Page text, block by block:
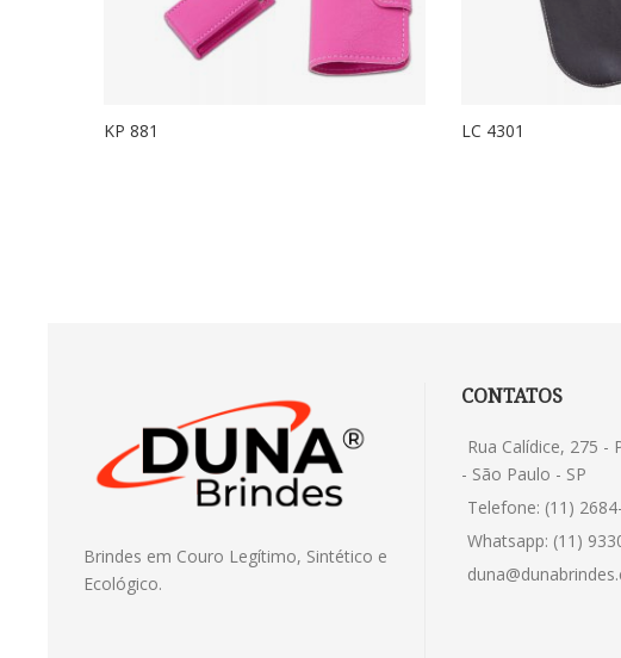
KP 881 LC 4301
Brindes em Couro Legítimo, Sintético e
Ecológico.
CONTATOS
Rua Calídice, 275 -
- São Paulo - SP
Telefone: (11)
Whatsapp: (11)